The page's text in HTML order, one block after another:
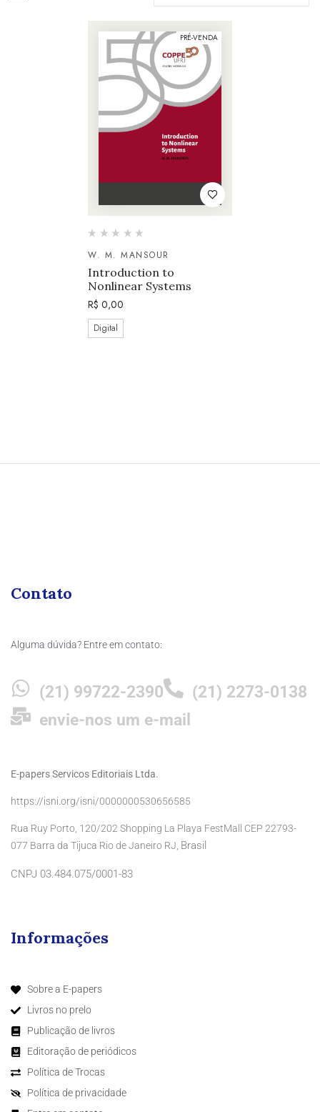
PRÉ-VENDA
W. M. MANSOUR
Introduction to
Nonlinear Systems
R$ 0,00
Digital
Contato
Alguma dúvida? Entre em contato:
(21) 99722-2390
(21) 2273-0138
envie-nos um e-mail
E-papers Servicos Editoriais Ltda.
https://isni.org/isni/0000000530656585
Rua Ruy Porto, 120/202 Shopping La Playa FestMall CEP 22793-
077 Barra da Tijuca Rio de Janeiro RJ, Brasil
CNPJ 03.484.075/0001-83
Informações
Sobre a E-papers
Livros no prelo
Publicação de livros
Editoração de periódicos
Política de Trocas
Política de privacidade